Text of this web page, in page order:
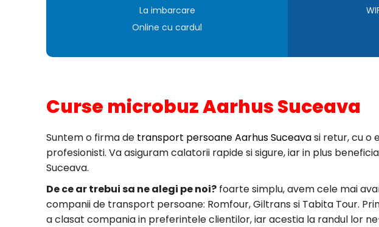
La imbarcare
Online cu cardul
Curse microbuz Aarhus Suceava
Suntem o firma de transport persoane Aarhus Suceavasi retur, cu o
profesionisti. Va asiguram calatorii rapide si sigure, iar in plus
Suceava.
De ce ar trebui sa ne alegi pe noi? foarte simplu, avem cele mai
companii de transport persoane: Romfour, Giltrans si Tabita Tour.
a clasat compania in preferintele clientilor, iar acestia la randul lor